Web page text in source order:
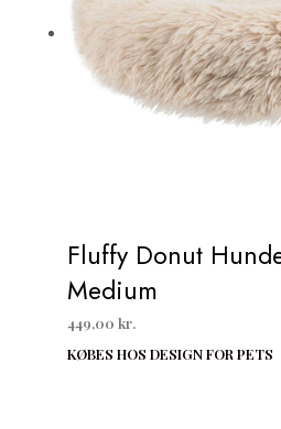
Fluffy Donut
Medium
449,00 kr.
KØBES HOS DESIGN FOR PETS